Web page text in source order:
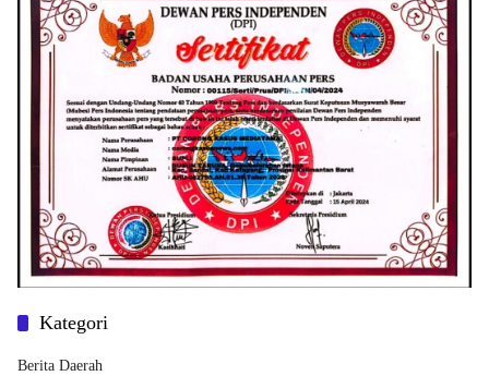
Kategori
Berita Daerah